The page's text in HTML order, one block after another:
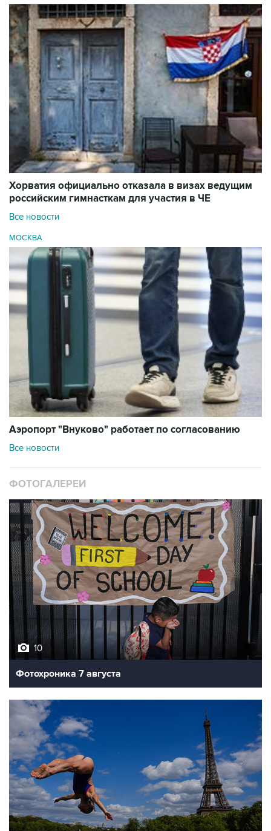
Хорватия официально отказала в визах ведущим
российским гимнасткам для участия в ЧЕ
Все новости
МОСКВА
Аэропорт "Внуково" работает по согласованию
Все новости
ФОТОГАЛЕРЕИ
10
Фотохроника 7 августа